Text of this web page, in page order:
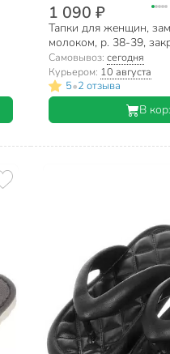
1 090 ₽
Тапки для женщин,
молоком, р. 38-39,
Самовывоз:сегодня
Курьером: 10 августа
5•2 отзыва
В